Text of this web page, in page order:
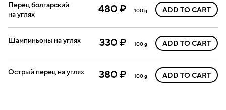
Перец болгарский
на углях
480 ₽ 100 g ADD TO CART
Шампиньоны на углях 330 ₽ 100 g ADD TO CART
Острый перец на углях 380 ₽ 100 g ADD TO CART